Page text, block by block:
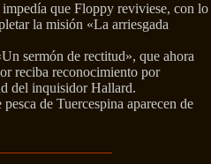
que Floppy reviviese, con lo
la misión «La arriesgada
sermón de rectitud», que ahora
reciba reconocimiento por
del inquisidor Hallard.
de Tuercespina aparecen de